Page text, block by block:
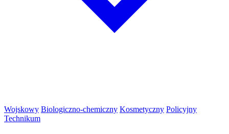
Wojskowy Biologiczno-chemiczny Kosmetyczny Policyjny
Technikum